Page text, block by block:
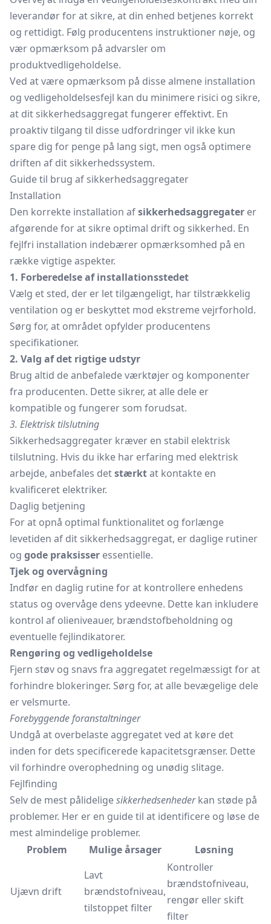
leverandør for at sikre, at din enhed betjenes korrekt
og rettidigt. Følg producentens instruktioner nøje, og
vær opmærksom på advarsler om
produktvedligeholdelse.
Ved at være opmærksom på disse almene installation
og vedligeholdelsesfejl kan du minimere risici og sikre,
at dit sikkerhedsaggregat fungerer effektivt. En
proaktiv tilgang til disse udfordringer vil ikke kun
spare dig for penge på lang sigt, men også optimere
driften af dit sikkerhedssystem.
Guide til brug af sikkerhedsaggregater
Installation
Den korrekte installation afsikkerhedsaggregater er
afgørende for at sikre optimal drift og sikkerhed. En
fejlfri installation indebærer opmærksomhed på en
række vigtige aspekter.
1. Forberedelse af installationsstedet
Vælg et sted, der er let tilgængeligt, har tilstrækkelig
ventilation og er beskyttet mod ekstreme vejrforhold.
Sørg for, at området opfylder producentens
specifikationer.
2. Valg af det rigtige udstyr
Brug altid de anbefalede værktøjer og komponenter
fra producenten. Dette sikrer, at alle dele er
kompatible og fungerer som forudsat.
3. Elektrisk tilslutning
Sikkerhedsaggregater kræver en stabil elektrisk
tilslutning. Hvis du ikke har erfaring med elektrisk
arbejde, anbefales detstærktat kontakte en
kvalificeret elektriker.
Daglig betjening
For at opnå optimal funktionalitet og forlænge
levetiden af dit sikkerhedsaggregat, er daglige rutiner
og gode praksisser essentielle.
Tjek og overvågning
Indfør en daglig rutine for at kontrollere enhedens
status og overvåge dens ydeevne. Dette kan inkludere
kontrol af olieniveauer, brændstofbeholdning og
eventuelle fejlindikatorer.
Rengøring og vedligeholdelse
Fjern støv og snavs fra aggregatet regelmæssigt for at
forhindre blokeringer. Sørg for, at alle bevægelige dele
er velsmurte.
Forebyggende foranstaltninger
Undgå at overbelaste aggregatet ved at køre det
inden for dets specificerede kapacitetsgrænser. Dette
vil forhindre overophedning og unødig slitage.
Fejlfinding
Selv de mest pålideligesikkerhedsenhederkan støde på
problemer. Her er en guide til at identificere og løse de
mest almindelige problemer.
Problem
Mulige årsager Løsning
Ujævn drift
Lavt
brændstofniveau,
tilstoppet filter
Kontroller
brændstofniveau,
rengør eller skift
filter